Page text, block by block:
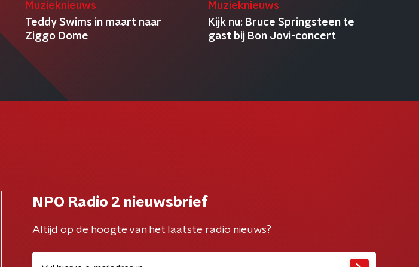
Muzieknieuws
Teddy Swims in maart naar
Ziggo Dome
Muzieknieuws
Kijk nu: Bruce Springsteen te
gast bij Bon Jovi-concert
NPO Radio 2 nieuwsbrief
Altijd op de hoogte van het laatste radio nieuws?